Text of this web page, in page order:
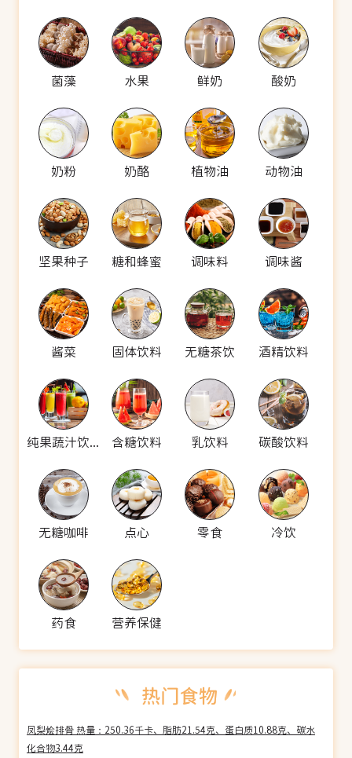
菌藻 水果 鲜奶 酸奶
奶粉 奶酪 植物油 动物油
坚果种子 糖和蜂蜜 调味料 调味酱
酱菜 固体饮料 无糖茶饮 酒精饮料
纯果蔬汁饮料 含糖饮料 乳饮料 碳酸饮料
无糖咖啡 点心 零食 冷饮
药食 营养保健
凤梨烩排骨 热量：250.36千卡、脂肪21.54克、蛋白质10.88克、碳水
化合物3.44克